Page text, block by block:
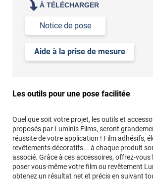
À TÉLÉCHARGER
Notice de pose
Aide à la prise de mesure
Les outils pour une pose facilitée
Quel que soit votre projet, les outils et
proposés par Luminis Films, seront
réussite de votre application ! Film adhésifs,
revêtements décoratifs... à chaque produit
associé. Grâce à ces accessoires, offrez-vous
poser vous-même votre film ou revêtement
obtenez un résultat net et précis en suivant